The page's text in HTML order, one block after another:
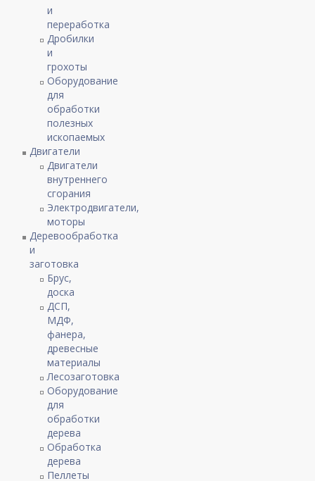
и
переработка
Дробилки
и
грохоты
Оборудование
для
обработки
полезных
ископаемых
Двигатели
Двигатели
внутреннего
сгорания
Электродвигатели,
моторы
Деревообработка
и
заготовка
Брус,
доска
ДСП,
МДФ,
фанера,
древесные
материалы
Лесозаготовка
Оборудование
для
обработки
дерева
Обработка
дерева
Пеллеты